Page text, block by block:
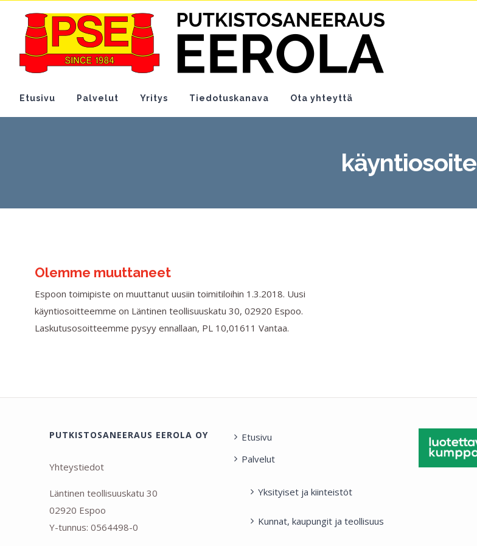
content
Etusivu Palvelut Yritys Tiedotuskanava Ota yhteyttä
käyntiosoite
Olemme muuttaneet
Espoon toimipiste on muuttanut uusiin toimitiloihin 1.3.2018. Uusi
käyntiosoitteemme on Läntinen teollisuuskatu 30, 02920 Espoo.
Laskutusosoitteemme pysyy ennallaan, PL 10,01611 Vantaa.
PUTKISTOSANEERAUS EEROLA OY
Yhteystiedot
Läntinen teollisuuskatu 30
02920 Espoo
Y-tunnus: 0564498-0
Etusivu
Palvelut
Yksityiset ja kiinteistöt
Kunnat, kaupungit ja teollisuus